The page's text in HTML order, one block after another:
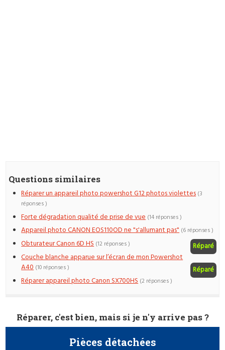
Questions similaires
Réparer un appareil photo powershot G12 photos violettes (3
réponses )
Forte dégradation qualité de prise de vue (14 réponses )
Appareil photo CANON EOS110OD ne "s'allumant pas" (6 réponses )
Obturateur Canon 6D HS Réparé
(12 réponses )
Couche blanche apparue sur l’écran de mon Powershot
A40
Réparé
(10 réponses )
Réparer appareil photo Canon SX700HS (2 réponses )
Réparer, c'est bien, mais si je n'y arrive pas ?
Pièces détachées